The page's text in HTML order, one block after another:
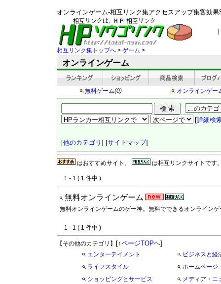
オンラインゲーム-相互リンク集アクセスアップ集客効
相互リンク集トップへ > ゲーム >
オンラインゲーム
無料ゲーム(0) オンラインゲー
[詳細検
[他のカテゴリ ] [サイトマップ]
はおすすめサイト、 は相互リンクサイトです
1 - 1 ( 1 件中 )
無料オンラインゲーム
無料オンラインゲームのゲー神。無料でできるオンライン
1 - 1 ( 1 件中 )
【その他のカテゴリ】 [↑ページTOPへ]
エンターテイメント
ビジネスと経
ライフスタイル
ホームページ
ショッピングとサービス
メディア・ニ